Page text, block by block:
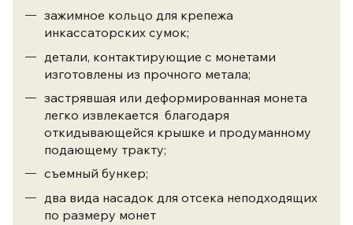
зажимное кольцо для крепежа
инкассаторских сумок;
детали, контактирующие с монетами
изготовлены из прочного метала;
застрявшая или деформированная монета
легко извлекается благодаря
откидывающейся крышке и продуманному
подающему тракту;
съемный бункер;
два вида насадок для отсека неподходящих
по размеру монет